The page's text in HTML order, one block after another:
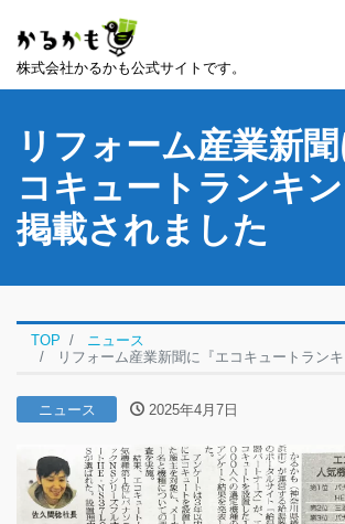
株式会社かるかも公式サイトです。
リフォーム産業新
コキュートランキ
掲載されました
TOP
ニュース
リフォーム産業新聞に『エコキュートランキング
ニュース 2025年4月7日